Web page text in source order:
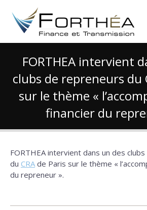
FORTHEA intervient
clubs de repreneurs du
sur le thème «
financier du
Vous
FORTHEA intervient dans un des
du CRAde Paris sur le thème «
du repreneur ».